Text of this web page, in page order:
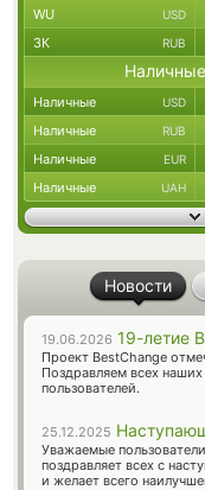
WU USD
ЗК RUB
Наличные USD
Наличные RUB
Наличные EUR
Наличные UAH
Новости
19.06.2026 19-летие
Проект BestChange
Поздравляем всех
пользователей.
25.12.2025
Уважаемые
поздравляет всех с
и желает всего